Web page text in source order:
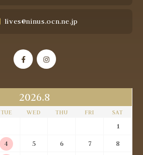
lives@ninus.ocn.ne.jp
2026.8
TUE WED THU FRI SAT
1
4 5 6 7
8